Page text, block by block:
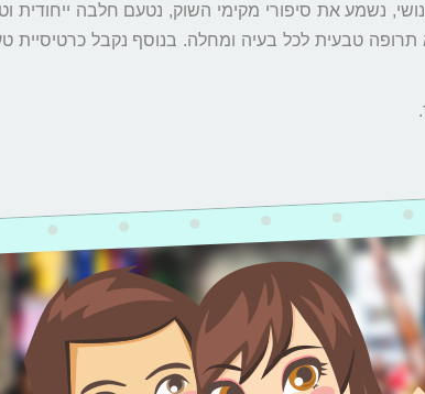
נשמע את סיפורי מקימי השוק, נטעם חלבה ייחודית
תרופה טבעית לכל בעיה ומחלה. בנוסף נקבל כרטיסיית